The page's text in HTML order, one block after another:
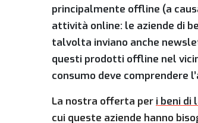
principalmente offline (a
attività online: le aziende di
talvolta inviano anche
questi prodotti offline nel
consumo deve comprendere
La nostra offerta per i beni di
cui queste aziende hanno